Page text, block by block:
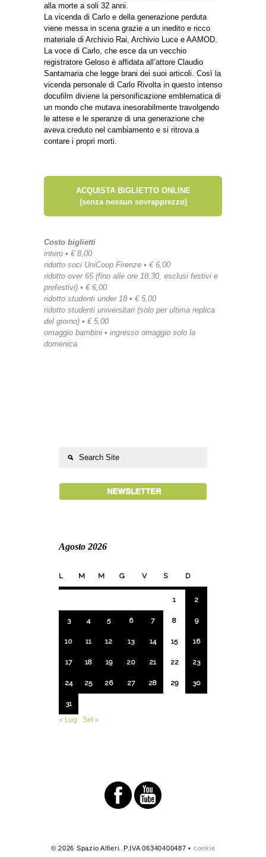
alla morte a soli 32 anni.
La vicenda di Carlo e della generazione perduta
viene messa in scena grazie a un inedito e ricco
materiale di Archivio Rai, Archivio Luce e AAMOD.
La voce di Carlo, che esce da un vecchio
registratore Geloso è affidata all’attore Claudio
Santamaria che legge brani dei suoi articoli. Così la
vicenda personale di Carlo Rivolta in questo intenso
docufilm diviene la personificazione emblematica di
un mondo che mutava inesorabilmente travolgendo
le attese e le speranze di una generazione che
aveva creduto nel cambiamento e si ritrova a
contare i propri morti.
ACQUISTA BIGLIETTO ONLINE
(senza nessun sovrapprezzo)
Costo biglietti
intero • € 8,00
ridotto soci UniCoop Firenze • € 6,00
ridotto over 65 (fino alle ore 18.30, esclusi festivi e
prefestivi) • € 6,00
ridotto studenti under 18 • € 5,00
ridotto studenti universitari (solo per ultima replica
del giorno) • € 5,00
omaggio bambini • ingresso omaggio solo la
domenica
Agosto 2026
L M M G V S D
1 2
3 4 5 6 7 8 9
10 11 12 13 14 15 16
17 18 19 20 21 22 23
24 25 26 27 28 29 30
31
« Lug
Set »
© 2026 Spazio Alfieri. P.IVA 06340400487 • cookie